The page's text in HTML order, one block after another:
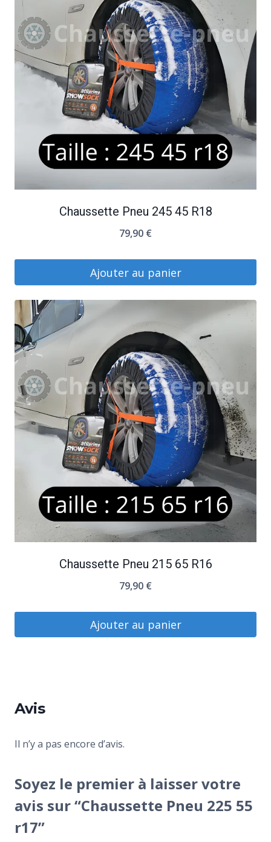
Chaussette Pneu 245 45 R18
79,90 €
Ajouter au panier
Chaussette Pneu 215 65 R16
79,90 €
Ajouter au panier
Avis
Il n’y a pas encore d’avis.
Soyez le premier à laisser votre
avis sur “Chaussette Pneu 225 55
r17”